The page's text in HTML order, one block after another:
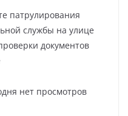
патрулирования
службы на улице
документов
нет просмотров